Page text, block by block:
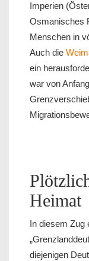
Imperien
Osmanisches
Menschen in
Auch die
ein
war von
Heimat
In diesem Zug
diejenigen